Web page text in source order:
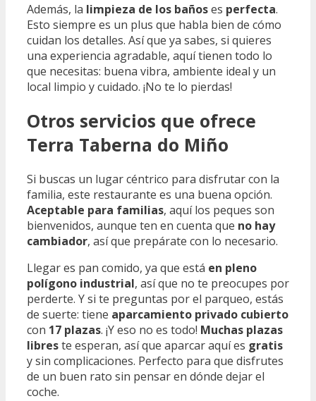
Además, la limpieza de los bañoses perfecta.
Esto siempre es un plus que habla bien de cómo
cuidan los detalles. Así que ya sabes, si quieres
una experiencia agradable, aquí tienen todo lo
que necesitas: buena vibra, ambiente ideal y un
local limpio y cuidado. ¡No te lo pierdas!
Otros servicios que ofrece
Terra Taberna do Miño
Si buscas un lugar céntrico para disfrutar con la
familia, este restaurante es una buena opción.
Aceptable para familias, aquí los peques son
bienvenidos, aunque ten en cuenta que no hay
cambiador, así que prepárate con lo necesario.
Llegar es pan comido, ya que está en pleno
polígono industrial, así que no te preocupes por
perderte. Y si te preguntas por el parqueo, estás
de suerte: tiene aparcamiento privado cubierto
con 17 plazas. ¡Y eso no es todo! Muchas plazas
libreste esperan, así que aparcar aquí es gratis
y sin complicaciones. Perfecto para que disfrutes
de un buen rato sin pensar en dónde dejar el
coche.